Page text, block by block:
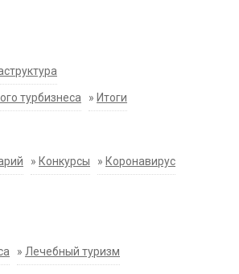
турбизнеса » Итоги
» Конкурсы » Коронавирус
» Лечебный туризм